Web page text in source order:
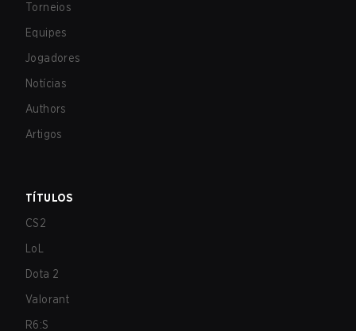
Torneios
Equipes
Jogadores
Notícias
Authors
Artigos
TÍTULOS
CS2
LoL
Dota 2
Valorant
R6:S